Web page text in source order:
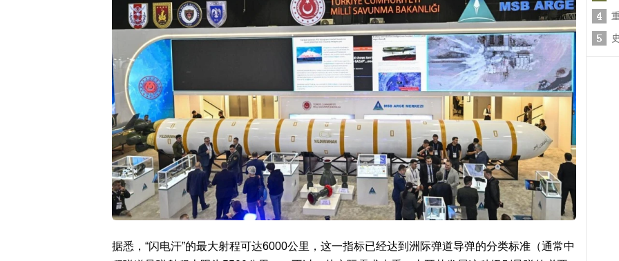
据悉，“闪电汗”的最大射程可达6000公里，这一指标已经达到洲际弹道导弹的分类标准（通常中